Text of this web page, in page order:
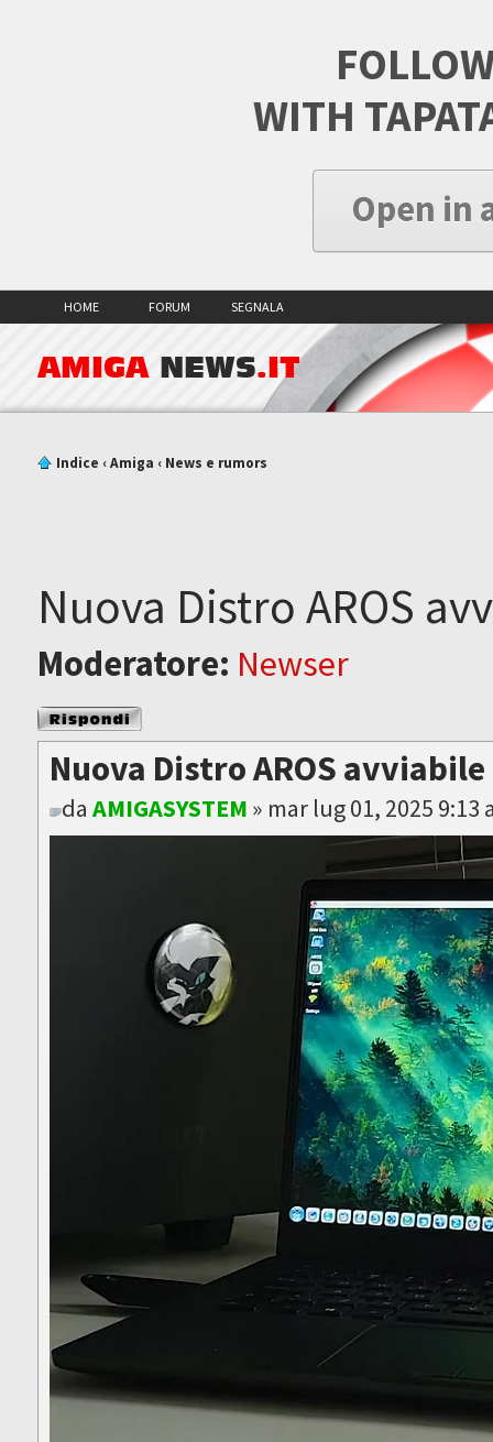
WITH
Open in
HOME FORUM SEGNALA
AMIGA NEWS.IT
Indice ‹Amiga ‹ News e rumors
Nuova Distro AROS
Moderatore: Newser
Rispondi al
messaggio
Nuova Distro AROS
daAMIGASYSTEM » mar lug 01, 2025 9:13